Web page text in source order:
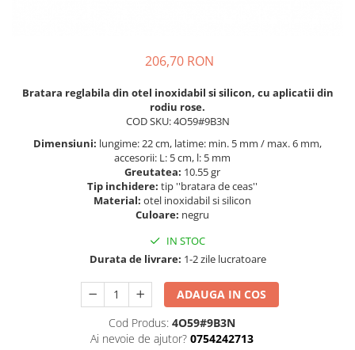
ACE DE CRAVATA
BRATARI PENTRU PICIOR
BUTONI
206,70 RON
Bratara reglabila din otel inoxidabil si silicon, cu aplicatii din
rodiu rose.
COD SKU: 4O59#9B3N
Dimensiuni: lungime: 22 cm, latime: min. 5 mm / max. 6 mm,
accesorii: L: 5 cm, l: 5 mm
Greutatea: 10.55 gr
Tip inchidere: tip ''bratara de ceas''
Material: otel inoxidabil si silicon
Culoare: negru
IN STOC
Durata de livrare: 1-2 zile lucratoare
ADAUGA IN COS
Cod Produs: 4O59#9B3N
Ai nevoie de ajutor? 0754242713